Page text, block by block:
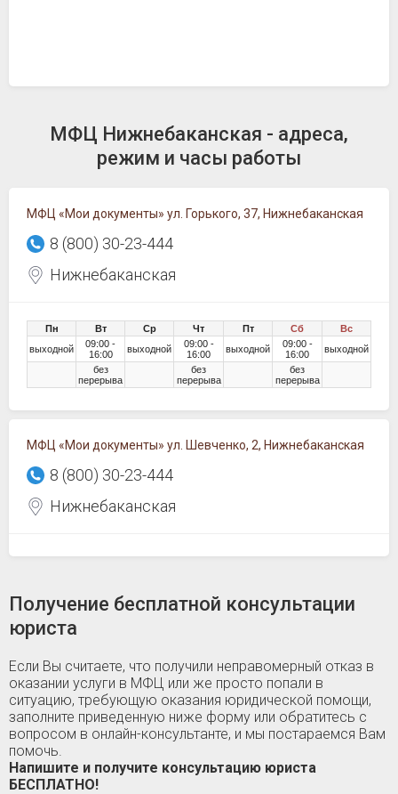
МФЦ Нижнебаканская - адреса,
режим и часы работы
МФЦ «Мои документы» ул. Горького, 37, Нижнебаканская
8 (800) 30-23-444
Нижнебаканская
Пн Вт Ср Чт Пт Сб
Вс
выходной
09:00 -
16:00
выходной
09:00 -
16:00
выходной
09:00 -
16:00
выходной
без
перерыва
без
перерыва
без
перерыва
МФЦ «Мои документы» ул. Шевченко, 2, Нижнебаканская
8 (800) 30-23-444
Нижнебаканская
Получение бесплатной консультации
юриста
Если Вы считаете, что получили неправомерный отказ в
оказании услуги в МФЦ или же просто попали в
ситуацию, требующую оказания юридической помощи,
заполните приведенную ниже форму или обратитесь с
вопросом в онлайн-консультанте, и мы постараемся Вам
помочь.
Напишите и получите консультацию юриста
БЕСПЛАТНО!